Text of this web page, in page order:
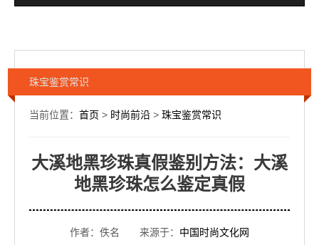
珠宝鉴赏常识
当前位置： 首页 > 时尚前沿 > 珠宝鉴赏常识
大溪地黑珍珠真假鉴别方法：大溪
地黑珍珠怎么鉴定真假
作者：佚名 来源于： 中国时尚文化网